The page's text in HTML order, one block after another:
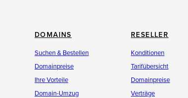
DOMAINS
Suchen & Bestellen
Domainpreise
Ihre Vorteile
Domain-Umzug
RESELLER
Konditionen
Tarifübersicht
Domainpreise
Verträge